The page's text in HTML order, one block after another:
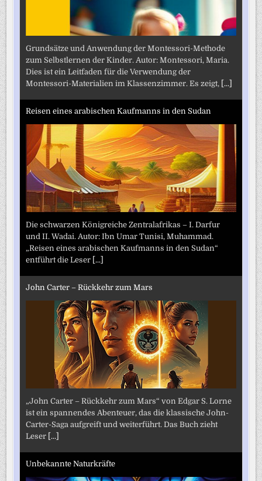
Grundsätze und Anwendung der Montessori-Methode
zum Selbstlernen der Kinder. Autor: Montessori, Maria.
Dies ist ein Leitfaden für die Verwendung der
Montessori-Materialien im Klassenzimmer. Es zeigt, [...]
Reisen eines arabischen Kaufmanns in den Sudan
Die schwarzen Königreiche Zentralafrikas – I. Darfur
und II. Wadai. Autor: Ibn Umar Tunisi, Muhammad.
„Reisen eines arabischen Kaufmanns in den Sudan“
entführt die Leser [...]
John Carter – Rückkehr zum Mars
„John Carter – Rückkehr zum Mars“ von Edgar S. Lorne
ist ein spannendes Abenteuer, das die klassische John-
Carter-Saga aufgreift und weiterführt. Das Buch zieht
Leser [...]
Unbekannte Naturkräfte